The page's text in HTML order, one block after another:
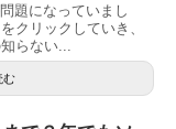
題になっていまし
クリックしていき、
らない...
む